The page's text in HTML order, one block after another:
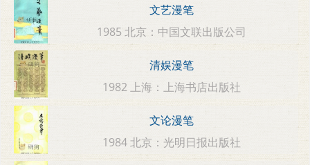
文艺漫笔
1985 北京：中国文联出版公司
清娱漫笔
1982 上海：上海书店出版社
文论漫笔
1984 北京：光明日报出版社